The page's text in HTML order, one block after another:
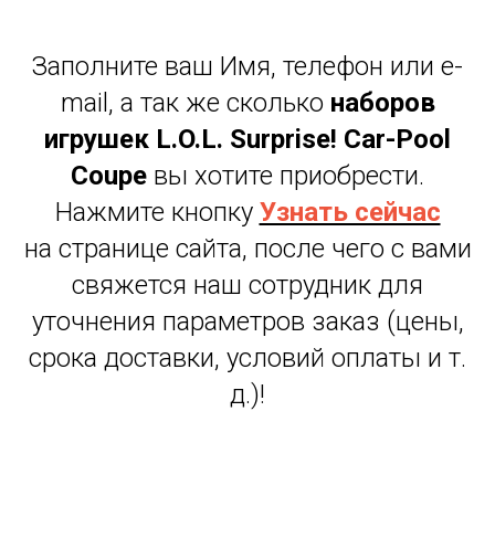
Заполните ваш Имя, телефон или e-
mail, а так же сколько наборов
игрушек L.O.L. Surprise! Car-Pool
Coupe вы хотите приобрести.
Нажмите кнопку Узнать сейчас
на странице сайта, после чего с вами
свяжется наш сотрудник для
уточнения параметров заказ (цены,
срока доставки, условий оплаты и т.
д.)!